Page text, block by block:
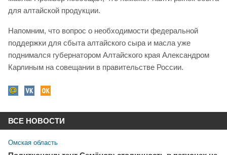
для алтайской продукции.
Напомним, что вопрос о необходимости федеральной
поддержки для сбыта алтайского сыра и масла уже
поднимался губернатором Алтайского края Александром
Карлиным на совещании в правительстве России.
ВСЕ НОВОСТИ
Омская область